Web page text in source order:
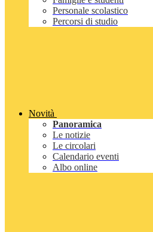
Personale scolastico
Percorsi di studio
Novità
Panoramica
Le notizie
Le circolari
Calendario eventi
Albo online